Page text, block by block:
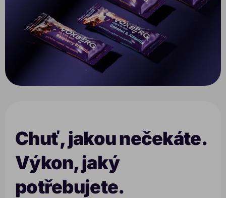
Chuť, jakou nečekáte.
Výkon, jaký
potřebujete.